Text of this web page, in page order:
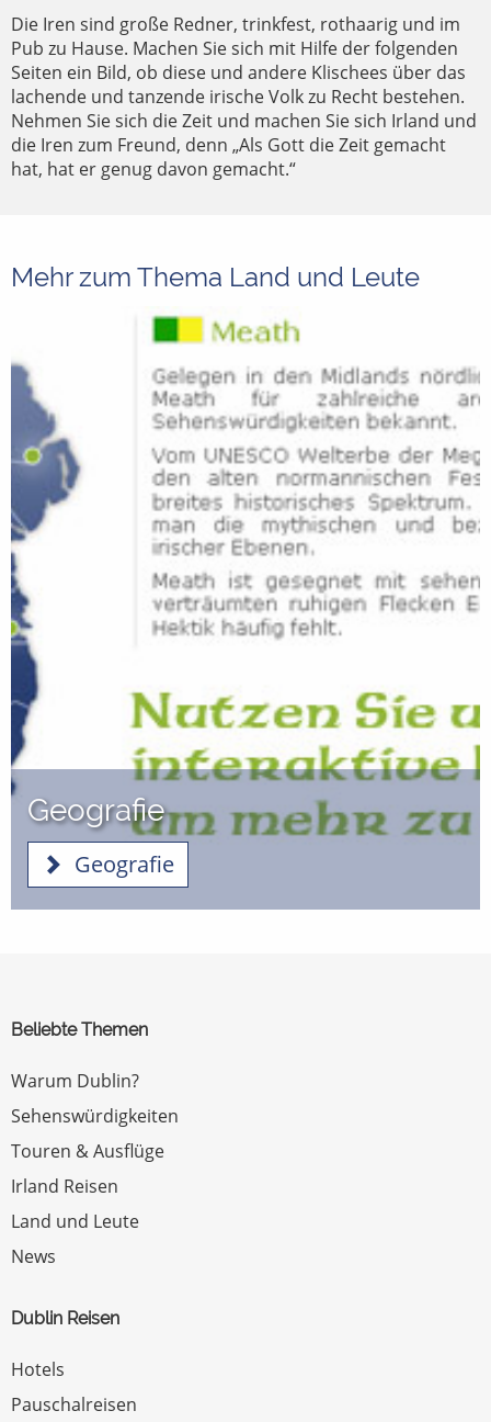
Die Iren sind große Redner, trinkfest, rothaarig und im
Pub zu Hause. Machen Sie sich mit Hilfe der folgenden
Seiten ein Bild, ob diese und andere Klischees über das
lachende und tanzende irische Volk zu Recht bestehen.
Nehmen Sie sich die Zeit und machen Sie sich Irland und
die Iren zum Freund, denn „Als Gott die Zeit gemacht
hat, hat er genug davon gemacht.“
Mehr zum Thema Land und Leute
Geografie
Geografie
Beliebte Themen
Warum Dublin?
Sehenswürdigkeiten
Touren & Ausflüge
Irland Reisen
Land und Leute
News
Dublin Reisen
Hotels
Pauschalreisen